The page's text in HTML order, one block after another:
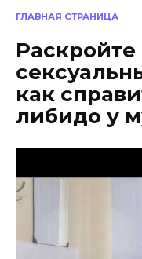
ГЛАВНАЯ СТРАНИЦА
Раскройте
как
либидо у